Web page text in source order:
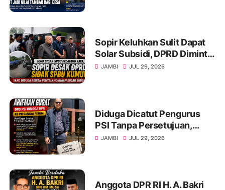
Sopir Keluhkan Sulit Dapat
Solar Subsidi, DPRD Diminta
Sidak SPBU Kumun
JAMBI JUL 29, 2026
Diduga Dicatut Pengurus
PSI Tanpa Persetujuan,
Arifman Resmi Gugat DPD
JAMBI JUL 29, 2026
Anggota DPR RI H. A. Bakri